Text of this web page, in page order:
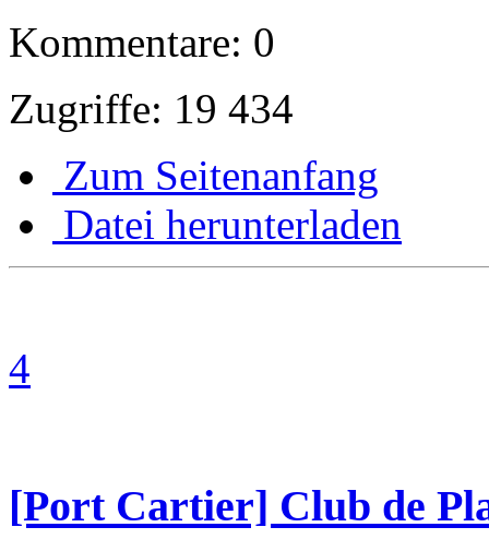
Kommentare: 0
Zugriffe: 19 434
Zum Seitenanfang
Datei herunterladen
4
[Port Cartier] Club de